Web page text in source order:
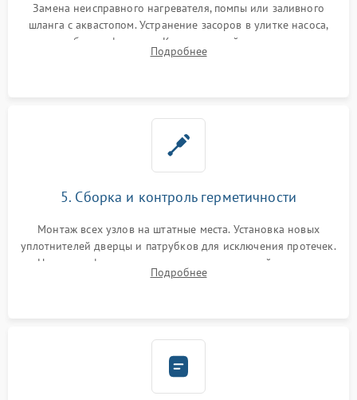
Замена неисправного нагревателя, помпы или заливного
шланга с аквастопом. Устранение засоров в улитке насоса,
патрубках и фильтрах. Компонентный ремонт платы
управления, восстановление поврежденной проводки.
Подробнее
5. Сборка и контроль герметичности
Монтаж всех узлов на штатные места. Установка новых
уплотнителей дверцы и патрубков для исключения протечек.
Надежная фиксация хомутов гидравлической системы,
сборка корпуса и установка датчика поплавка.
Подробнее